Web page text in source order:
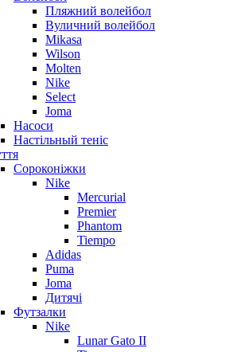
Пляжний волейбол
Вуличний волейбол
Mikasa
Wilson
Molten
Nike
Select
Joma
Насоси
Настільный теніс
Сороконіжки
Nike
Mercurial
Premier
Phantom
Tiempo
Adidas
Puma
Joma
Дитячі
Футзалки
Nike
Lunar Gato II